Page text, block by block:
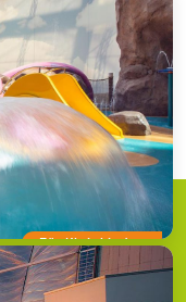
Für Kleinkinder